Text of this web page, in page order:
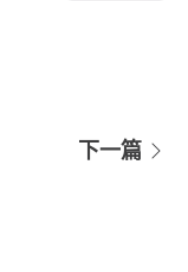
下一篇